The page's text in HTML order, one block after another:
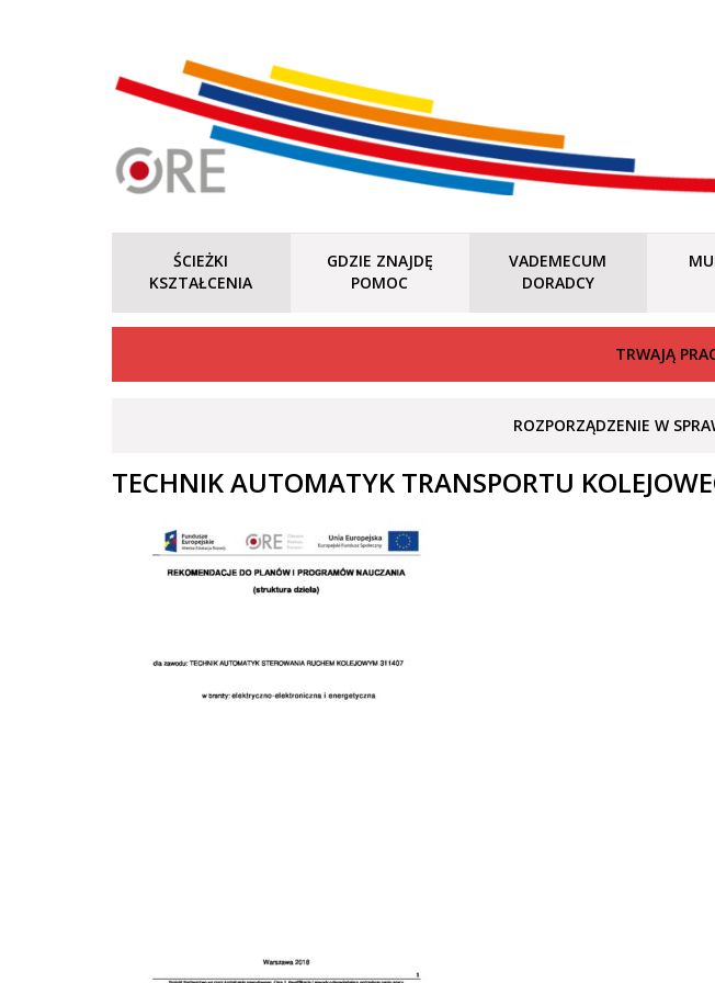
ŚCIEŻKI
KSZTAŁCENIA
GDZIE ZNAJDĘ
POMOC
VADEMECUM
DORADCY
TRWAJĄ
ROZPORZĄDZENIE W
TECHNIK AUTOMATYK TRANSPORTU